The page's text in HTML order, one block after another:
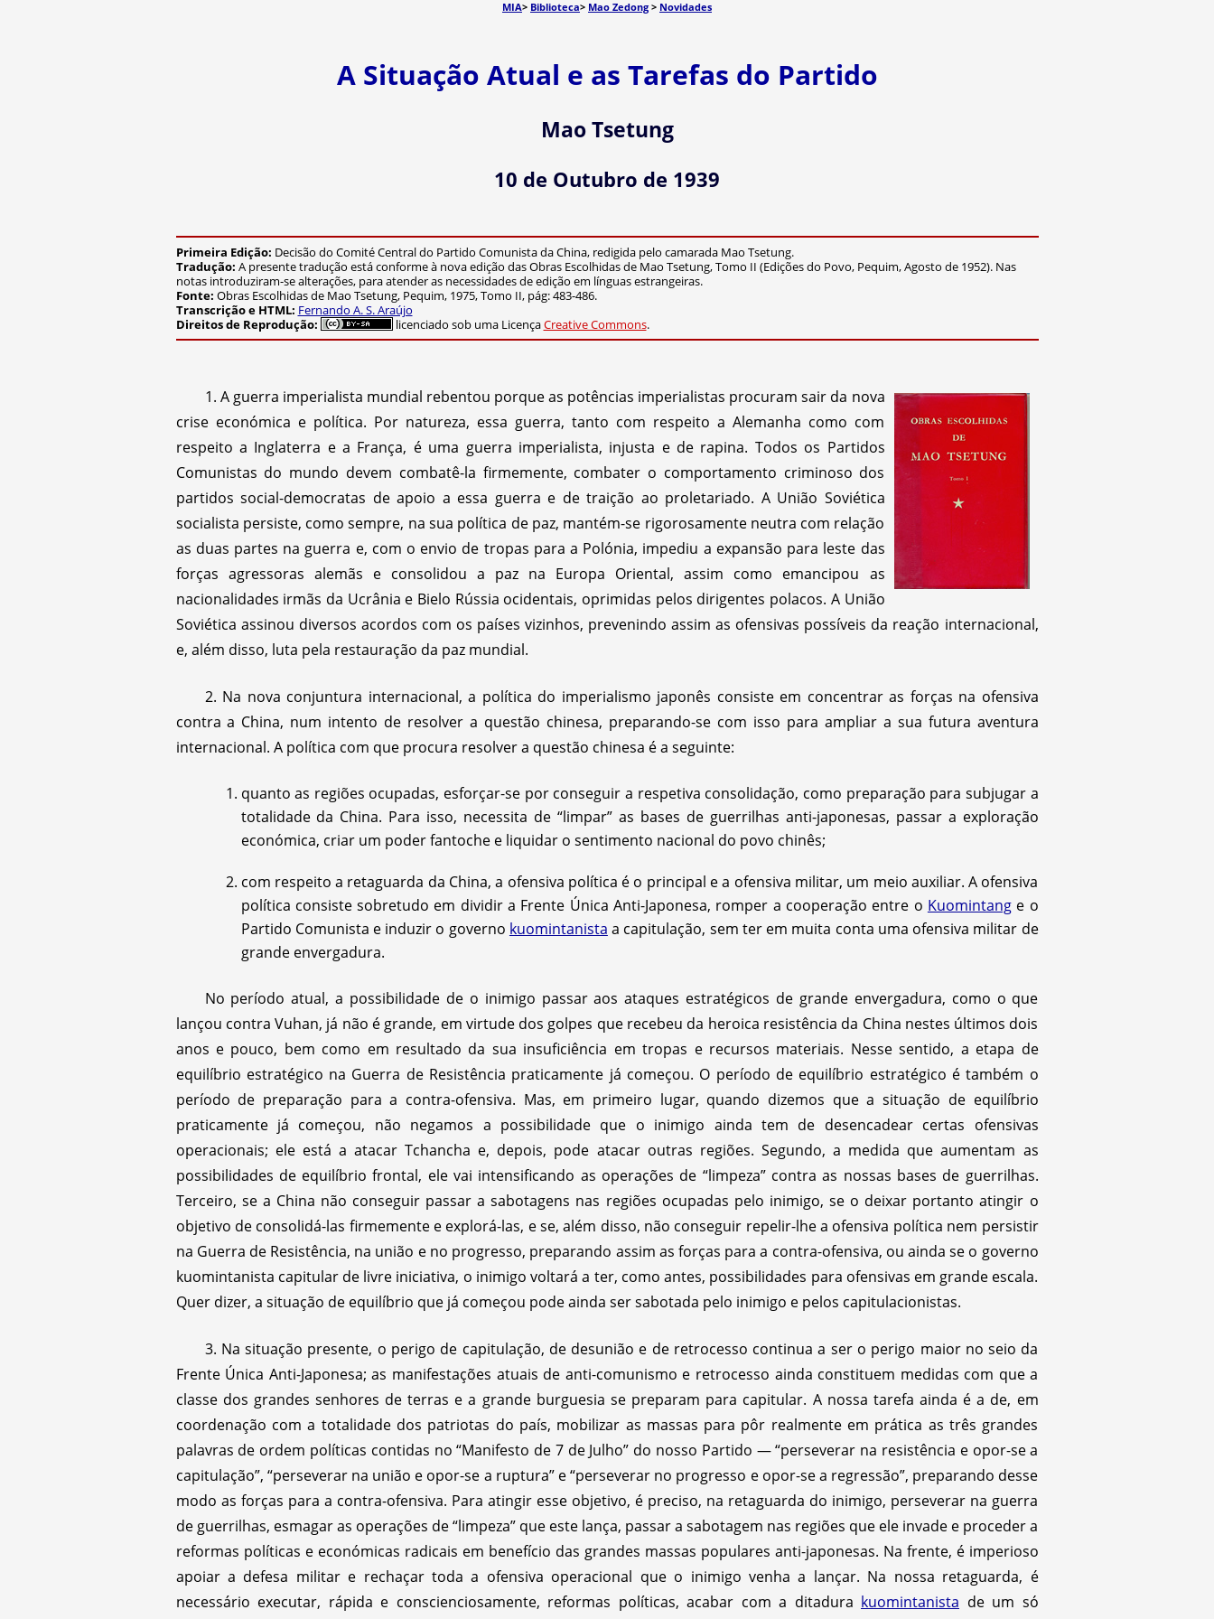
MIA> Biblioteca> Mao Zedong > Novidades
A Situação Atual e as Tarefas do Partido
Mao Tsetung
10 de Outubro de 1939
Primeira Edição: Decisão do Comité Central do Partido Comunista da China, redigida pelo camarada Mao Tsetung.
Tradução: A presente tradução está conforme à nova edição das Obras Escolhidas de Mao Tsetung, Tomo II (Edições do Povo, Pequim, Agosto de 1952). Nas
notas introduziram-se alterações, para atender as necessidades de edição em línguas estrangeiras.
Fonte: Obras Escolhidas de Mao Tsetung, Pequim, 1975, Tomo II, pág: 483-486.
Transcrição e HTML: Fernando A. S. Araújo
Direitos de Reprodução:
licenciado sob uma LicençaCreative Commons.
1. A guerra imperialista mundial rebentou porque as potências imperialistas procuram sair da nova
crise económica e política. Por natureza, essa guerra, tanto com respeito a Alemanha como com
respeito a Inglaterra e a França, é uma guerra imperialista, injusta e de rapina. Todos os Partidos
Comunistas do mundo devem combatê-la firmemente, combater o comportamento criminoso dos
partidos social-democratas de apoio a essa guerra e de traição ao proletariado. A União Soviética
socialista persiste, como sempre, na sua política de paz, mantém-se rigorosamente neutra com relação
as duas partes na guerra e, com o envio de tropas para a Polónia, impediu a expansão para leste das
forças agressoras alemãs e consolidou a paz na Europa Oriental, assim como emancipou as
nacionalidades irmãs da Ucrânia e Bielo Rússia ocidentais, oprimidas pelos dirigentes polacos. A União
Soviética assinou diversos acordos com os países vizinhos, prevenindo assim as ofensivas possíveis da reação internacional,
e, além disso, luta pela restauração da paz mundial.
2. Na nova conjuntura internacional, a política do imperialismo japonês consiste em concentrar as forças na ofensiva
contra a China, num intento de resolver a questão chinesa, preparando-se com isso para ampliar a sua futura aventura
internacional. A política com que procura resolver a questão chinesa é a seguinte:
quanto as regiões ocupadas, esforçar-se por conseguir a respetiva consolidação, como preparação para subjugar a
totalidade da China. Para isso, necessita de “limpar” as bases de guerrilhas anti-japonesas, passar a exploração
económica, criar um poder fantoche e liquidar o sentimento nacional do povo chinês;
com respeito a retaguarda da China, a ofensiva política é o principal e a ofensiva militar, um meio auxiliar. A ofensiva
política consiste sobretudo em dividir a Frente Única Anti-Japonesa, romper a cooperação entre o Kuomintange o
Partido Comunista e induzir o governo kuomintanista a capitulação, sem ter em muita conta uma ofensiva militar de
grande envergadura.
No período atual, a possibilidade de o inimigo passar aos ataques estratégicos de grande envergadura, como o que
lançou contra Vuhan, já não é grande, em virtude dos golpes que recebeu da heroica resistência da China nestes últimos dois
anos e pouco, bem como em resultado da sua insuficiência em tropas e recursos materiais. Nesse sentido, a etapa de
equilíbrio estratégico na Guerra de Resistência praticamente já começou. O período de equilíbrio estratégico é também o
período de preparação para a contra-ofensiva. Mas, em primeiro lugar, quando dizemos que a situação de equilíbrio
praticamente já começou, não negamos a possibilidade que o inimigo ainda tem de desencadear certas ofensivas
operacionais; ele está a atacar Tchancha e, depois, pode atacar outras regiões. Segundo, a medida que aumentam as
possibilidades de equilíbrio frontal, ele vai intensificando as operações de “limpeza” contra as nossas bases de guerrilhas.
Terceiro, se a China não conseguir passar a sabotagens nas regiões ocupadas pelo inimigo, se o deixar portanto atingir o
objetivo de consolidá-las firmemente e explorá-las, e se, além disso, não conseguir repelir-lhe a ofensiva política nem persistir
na Guerra de Resistência, na união e no progresso, preparando assim as forças para a contra-ofensiva, ou ainda se o governo
kuomintanista capitular de livre iniciativa, o inimigo voltará a ter, como antes, possibilidades para ofensivas em grande escala.
Quer dizer, a situação de equilíbrio que já começou pode ainda ser sabotada pelo inimigo e pelos capitulacionistas.
3. Na situação presente, o perigo de capitulação, de desunião e de retrocesso continua a ser o perigo maior no seio da
Frente Única Anti-Japonesa; as manifestações atuais de anti-comunismo e retrocesso ainda constituem medidas com que a
classe dos grandes senhores de terras e a grande burguesia se preparam para capitular. A nossa tarefa ainda é a de, em
coordenação com a totalidade dos patriotas do país, mobilizar as massas para pôr realmente em prática as três grandes
palavras de ordem políticas contidas no “Manifesto de 7 de Julho” do nosso Partido — “perseverar na resistência e opor-se a
capitulação”, “perseverar na união e opor-se a ruptura” e “perseverar no progresso e opor-se a regressão”, preparando desse
modo as forças para a contra-ofensiva. Para atingir esse objetivo, é preciso, na retaguarda do inimigo, perseverar na guerra
de guerrilhas, esmagar as operações de “limpeza” que este lança, passar a sabotagem nas regiões que ele invade e proceder a
reformas políticas e económicas radicais em benefício das grandes massas populares anti-japonesas. Na frente, é imperioso
apoiar a defesa militar e rechaçar toda a ofensiva operacional que o inimigo venha a lançar. Na nossa retaguarda, é
necessário executar, rápida e conscienciosamente, reformas políticas, acabar com a ditadura kuomintanista de um só